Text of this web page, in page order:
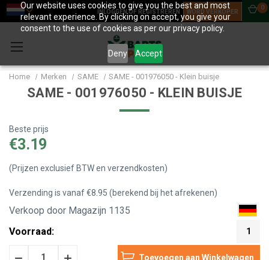
Our website uses cookies to give you the best and most
relevant experience. By clicking on accept, you give your
consent to the use of cookies as per our privacy policy.
Deny Accept
INLOGGEN OF REGISTREREN WORD VERKOPER
0
Home Merken SAME SAME - 001976050 - Klein buisje
SAME - 001976050 - KLEIN BUISJE
Beste prijs
€3.19
(Prijzen exclusief BTW en verzendkosten)
Verzending is vanaf €8.95 (berekend bij het afrekenen)
Verkoop door Magazijn 1135
Voorraad:
1
HoeveelheidHoeveelheid